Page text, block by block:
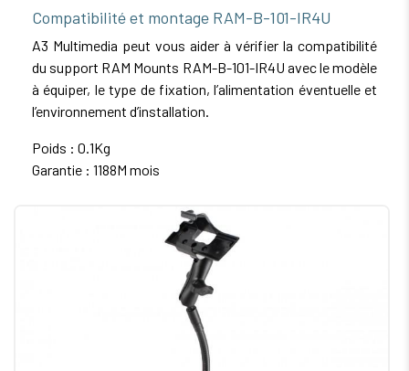
Compatibilité et montage RAM-B-101-IR4U
A3 Multimedia peut vous aider à vérifier la compatibilité
du support RAM Mounts RAM-B-101-IR4U avec le modèle
à équiper, le type de fixation, l’alimentation éventuelle et
l’environnement d’installation.
Poids : 0.1Kg
Garantie : 1188M mois